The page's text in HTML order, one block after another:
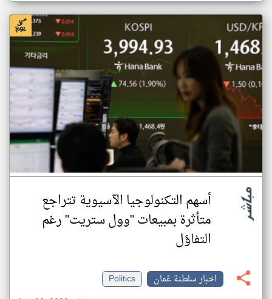
أسهم التكنولوجيا الآسيوية تتراجع
متأثرة بمبيعات "وول ستريت" رغم
التفاؤل
اخبار سلطنة عُمان
Politics